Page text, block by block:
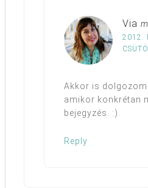
Via
2012.
Akkor is
amikor konkrétan
bejegyzés. :)
Reply